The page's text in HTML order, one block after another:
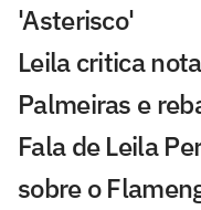
'Asterisco'
Leila critica
Palmeiras e
Fala de Leila
sobre o